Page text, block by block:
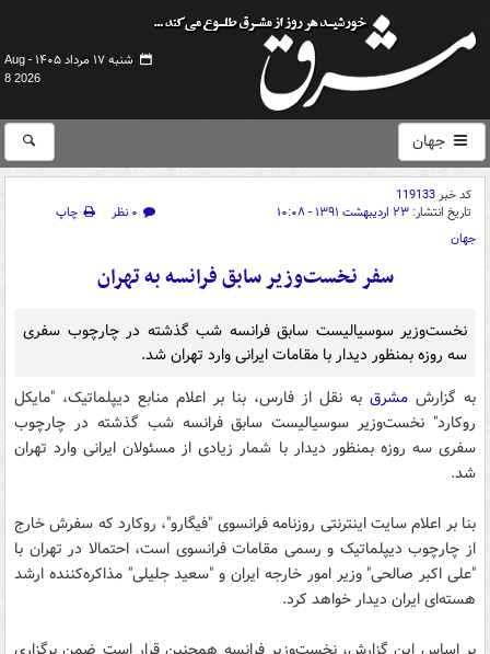
شنبه ۱۷ مرداد ۱۴۰۵ -
Aug
8 2026
جهان
کد خبر119133
تاریخ انتشار: ۲۳ اردیبهشت ۱۳۹۱ - ۱۰:۰۸ ۰ نظر
چاپ
جهان
سفر نخست‌وزیر سابق فرانسه به تهران
نخست‌وزیر سوسیالیست سابق فرانسه شب گذشته در چارچوب سفری
سه روزه بمنظور دیدار با مقامات ایرانی وارد تهران شد.
به گزارش مشرق به نقل از فارس، بنا بر اعلام منابع دیپلماتیک، "مایکل
روکارد" نخست‌وزیر سوسیالیست سابق فرانسه شب گذشته در چارچوب
سفری سه روزه بمنظور دیدار با شمار زیادی از مسئولان ایرانی وارد تهران
شد.
بنا بر اعلام سایت اینترنتی روزنامه فرانسوی "فیگارو"، روکارد که سفرش خارج
از چارچوب دیپلماتیک و رسمی مقامات فرانسوی است، احتمالا در تهران با
"علی اکبر صالحی" وزیر امور خارجه ایران و "سعید جلیلی" مذاکره‌کننده ارشد
هسته‌ای ایران دیدار خواهد کرد.